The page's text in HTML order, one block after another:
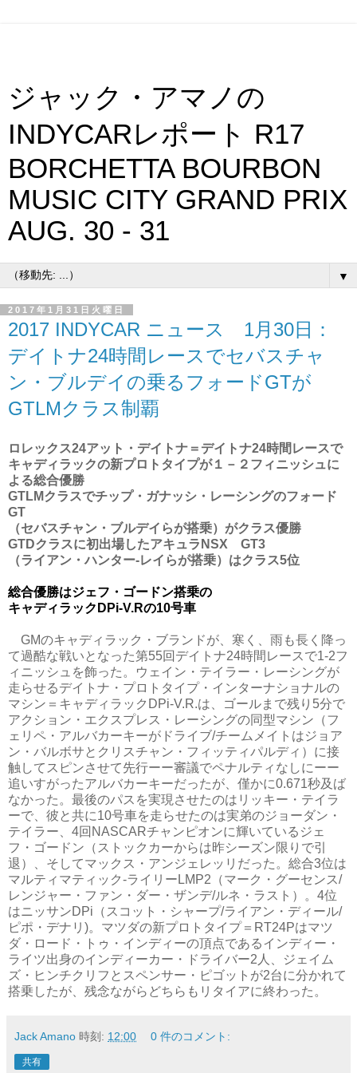
ジャック・アマノの
INDYCARレポート R17
BORCHETTA BOURBON
MUSIC CITY GRAND PRIX
AUG. 30 - 31
▼
2017年1月31日火曜日
2017 INDYCAR ニュース 1月30日：
デイトナ24時間レースでセバスチャ
ン・ブルデイの乗るフォードGTが
GTLMクラス制覇
ロレックス24アット・デイトナ＝デイトナ24時間レースで
キャディラックの新プロトタイプが１－２フィニッシュに
よる総合優勝
GTLMクラスでチップ・ガナッシ・レーシングのフォード
GT
（セバスチャン・ブルデイらが搭乗）がクラス優勝
GTDクラスに初出場したアキュラNSX GT3
（ライアン・ハンター-レイらが搭乗）はクラス5位
総合優勝はジェフ・ゴードン搭乗の
キャディラックDPi-V.Rの10号車
GMのキャディラック・ブランドが、寒く、雨も長く降っ
て過酷な戦いとなった第55回デイトナ24時間レースで1-2フ
ィニッシュを飾った。ウェイン・テイラー・レーシングが
走らせるデイトナ・プロトタイプ・インターナショナルの
マシン＝キャディラックDPi-V.R.は、ゴールまで残り5分で
アクション・エクスプレス・レーシングの同型マシン（フ
ェリペ・アルバカーキーがドライブ/チームメイトはジョア
ン・バルボサとクリスチャン・フィッティパルディ）に接
触してスピンさせて先行ーー審議でペナルティなしにーー
追いすがったアルバカーキーだったが、僅かに0.671秒及ば
なかった。最後のパスを実現させたのはリッキー・テイラ
ーで、彼と共に10号車を走らせたのは実弟のジョーダン・
テイラー、4回NASCARチャンピオンに輝いているジェ
フ・ゴードン（ストックカーからは昨シーズン限りで引
退）、そしてマックス・アンジェレッリだった。総合3位は
マルティマティック-ライリーLMP2（マーク・グーセンス/
レンジャー・ファン・ダー・ザンデ/ルネ・ラスト）。4位
はニッサンDPi（スコット・シャープ/ライアン・ディール/
ピポ・デナリ)。マツダの新プロトタイプ＝RT24Pはマツ
ダ・ロード・トゥ・インディーの頂点であるインディー・
ライツ出身のインディーカー・ドライバー2人、ジェイム
ズ・ヒンチクリフとスペンサー・ピゴットが2台に分かれて
搭乗したが、残念ながらどちらもリタイアに終わった。
Jack Amano 時刻: 12:00 0 件のコメント:
共有